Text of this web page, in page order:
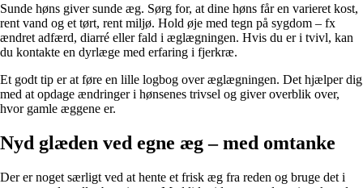
Sunde høns giver sunde æg. Sørg for, at dine høns får en varieret kost,
rent vand og et tørt, rent miljø. Hold øje med tegn på sygdom – fx
ændret adfærd, diarré eller fald i æglægningen. Hvis du er i tvivl, kan
du kontakte en dyrlæge med erfaring i fjerkræ.
Et godt tip er at føre en lille logbog over æglægningen. Det hjælper dig
med at opdage ændringer i hønsenes trivsel og giver overblik over,
hvor gamle æggene er.
Nyd glæden ved egne æg – med omtanke
Der er noget særligt ved at hente et frisk æg fra reden og bruge det i